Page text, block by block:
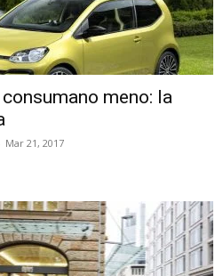
meno: la
Mar 21, 2017